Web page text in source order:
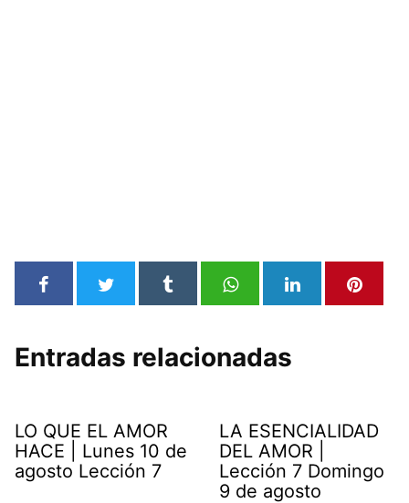
Entradas relacionadas
LO QUE EL AMOR
HACE | Lunes 10 de
agosto Lección 7
LA ESENCIALIDAD
DEL AMOR |
Lección 7 Domingo
9 de agosto